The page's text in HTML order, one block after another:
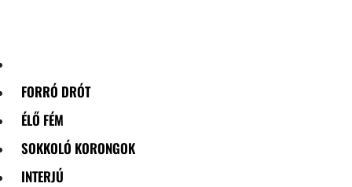
FORRÓ DRÓT
ÉLŐ FÉM
SOKKOLÓ KORONGOK
INTERJÚ